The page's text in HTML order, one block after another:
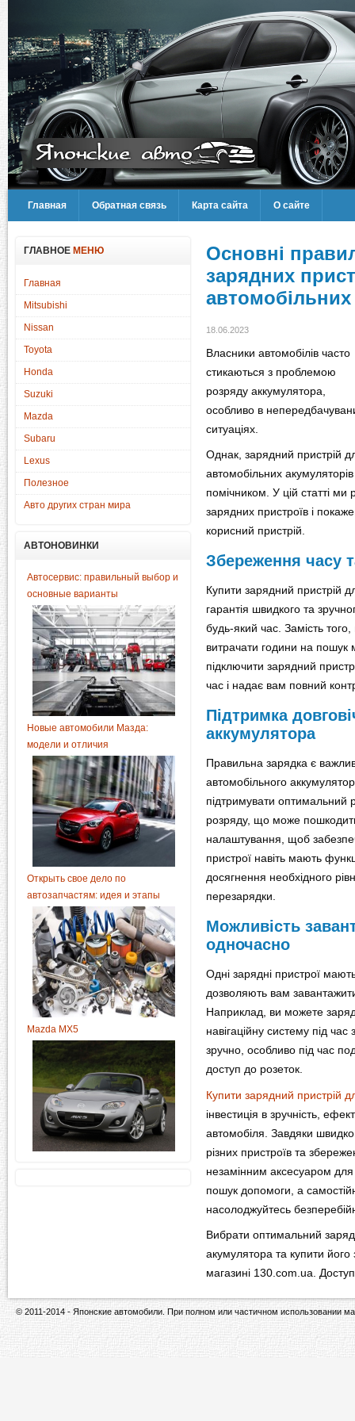
Главная Обратная связь Карта сайта О сайте
ГЛАВНОЕ МЕНЮ
Главная
Mitsubishi
Nissan
Toyota
Honda
Suzuki
Mazda
Subaru
Lexus
Полезное
Авто других стран мира
АВТОНОВИНКИ
Автосервис: правильный выбор и
основные варианты
Новые автомобили Мазда:
модели и отличия
Открыть свое дело по
автозапчастям: идея и этапы
Mazda MX5
Основні
зарядних
18.06.2023
Власники автомобілів часто
стикаються з проблемою
розряду аккумулятора,
особливо в
ситуаціях.
Однак, зарядний пристрій
автомобільних
помічником. У цій статті
зарядних пристроїв і
корисний пристрій.
Збереження часу
Купити зарядний пристрій
гарантія швидкого та
будь-який час. Замість
витрачати години на пошук
підключити зарядний
час і надає вам повний
Підтримка
аккумулятора
Правильна зарядка є
автомобільного
підтримувати оптимальний
розряду, що може
налаштування, щоб
пристрої навіть мають
досягнення необхідного
перезарядки.
Можливість
одночасно
Одні зарядні пристрої
дозволяють вам
Наприклад, ви можете
навігаційну систему під
зручно, особливо під час
доступ до розеток.
Купити зарядний пристрій
інвестиція в зручність,
автомобіля. Завдяки
різних пристроїв та
незамінним аксесуаром
пошук допомоги, а
насолоджуйтесь
Вибрати оптимальний
акумулятора та купити його
магазині 130.com.ua.
© 2011-2014 - Японские автомобили. При полном или частичном использовании